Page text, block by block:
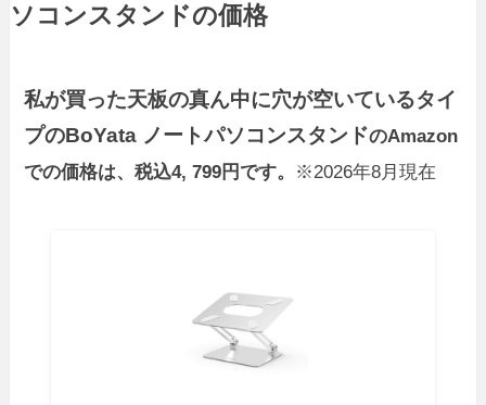
ソコンスタンドの価格
私が買った天板の真ん中に穴が空いているタイ
プのBoYata ノートパソコンスタンドのAmazon
での価格は、税込4, 799円です。 ※2026年8月現在